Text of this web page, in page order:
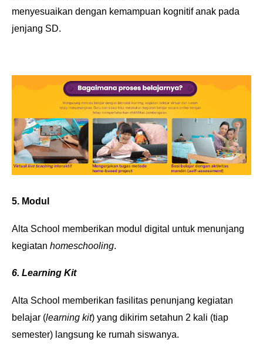
menyesuaikan dengan kemampuan kognitif anak pada
jenjang SD.
5. Modul
Alta School memberikan modul digital untuk menunjang
kegiatan homeschooling.
6. Learning Kit
Alta School memberikan fasilitas penunjang kegiatan
belajar (learning kit) yang dikirim setahun 2 kali (tiap
semester) langsung ke rumah siswanya.